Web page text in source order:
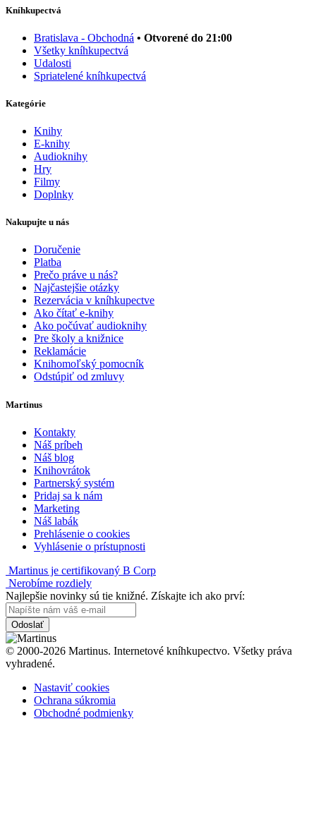
Kníhkupectvá
Bratislava - Obchodná • Otvorené do 21:00
Všetky kníhkupectvá
Udalosti
Spriatelené kníhkupectvá
Kategórie
Knihy
E-knihy
Audioknihy
Hry
Filmy
Doplnky
Nakupujte u nás
Doručenie
Platba
Prečo práve u nás?
Najčastejšie otázky
Rezervácia v kníhkupectve
Ako čítať e-knihy
Ako počúvať audioknihy
Pre školy a knižnice
Reklamácie
Knihomoľský pomocník
Odstúpiť od zmluvy
Martinus
Kontakty
Náš príbeh
Náš blog
Knihovrátok
Partnerský systém
Pridaj sa k nám
Marketing
Náš labák
Prehlásenie o cookies
Vyhlásenie o prístupnosti
Martinus je certifikovaný B Corp
Nerobíme rozdiely
Najlepšie novinky sú tie knižné. Získajte ich ako prví:
Odoslať
© 2000-2026 Martinus. Internetové kníhkupectvo. Všetky práva
vyhradené.
Nastaviť cookies
Ochrana súkromia
Obchodné podmienky